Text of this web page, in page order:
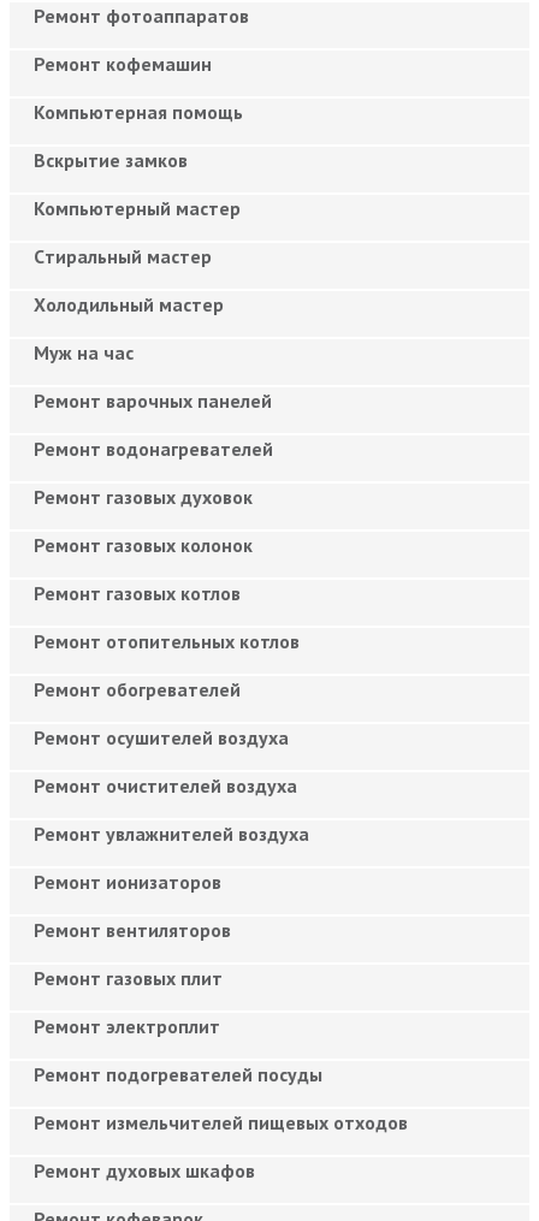
Ремонт фотоаппаратов
Ремонт кофемашин
Компьютерная помощь
Вскрытие замков
Компьютерный мастер
Cтиральный мастер
Холодильный мастер
Муж на час
Ремонт варочных панелей
Ремонт водонагревателей
Ремонт газовых духовок
Ремонт газовых колонок
Ремонт газовых котлов
Ремонт отопительных котлов
Ремонт обогревателей
Ремонт осушителей воздуха
Ремонт очистителей воздуха
Ремонт увлажнителей воздуха
Ремонт ионизаторов
Ремонт вентиляторов
Ремонт газовых плит
Ремонт электроплит
Ремонт подогревателей посуды
Ремонт измельчителей пищевых отходов
Ремонт духовых шкафов